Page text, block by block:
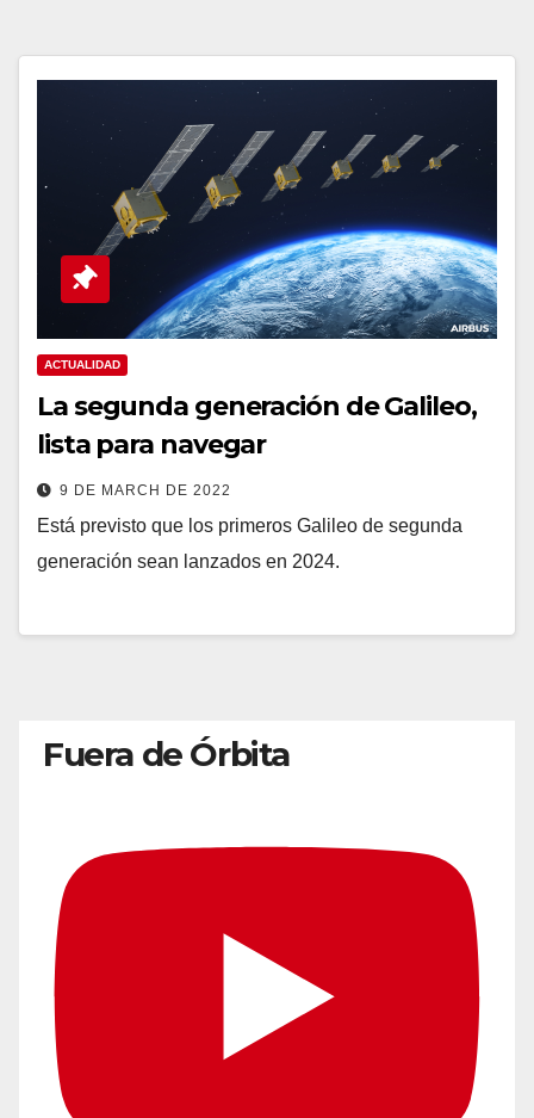
ACTUALIDAD
La segunda generación de Galileo,
lista para navegar
9 DE MARCH DE 2022
Está previsto que los primeros Galileo de segunda
generación sean lanzados en 2024.
Fuera de Órbita